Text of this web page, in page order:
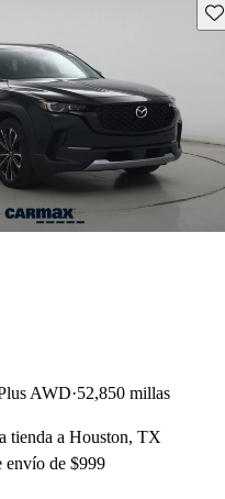
AWD 52,850 millas
tienda a Houston, TX
envío de $999